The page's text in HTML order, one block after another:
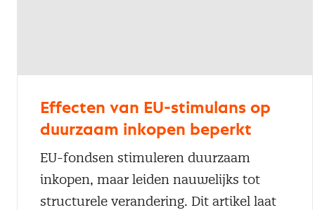
Effecten van EU-stimulans op
duurzaam inkopen beperkt
EU-fondsen stimuleren duurzaam
inkopen, maar leiden nauwelijks tot
structurele verandering. Dit artikel laat